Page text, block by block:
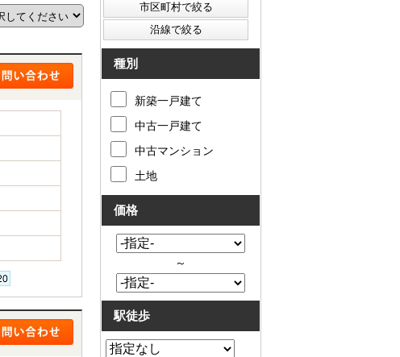
種別
新築一戸建て
中古一戸建て
中古マンション
土地
価格
～
駅徒歩